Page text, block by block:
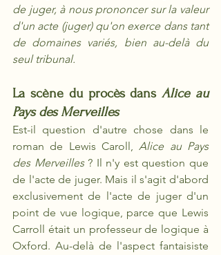
de juger, à nous prononcer sur la valeur
d'un acte (juger) qu'on exerce dans tant
de domaines variés, bien au-delà du
seul tribunal.
La scène du procès dans Alice au
Pays des Merveilles
Est-il question d'autre chose dans le
roman de Lewis Caroll, Alice au Pays
des Merveilles ? Il n'y est question que
de l'acte de juger. Mais il s'agit d'abord
exclusivement de l'acte de juger d'un
point de vue logique, parce que Lewis
Carroll était un professeur de logique à
Oxford. Au-delà de l'aspect fantaisiste